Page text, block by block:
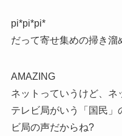
pi*pi*pi*
だって寄せ集めの掃き溜
AMAZING
ネットっていうけど、ネ
テレビ局がいう「国民」
ビ局の声だからね?